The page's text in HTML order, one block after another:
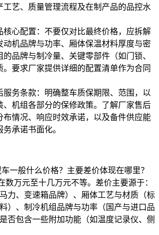
工艺、质量管理流程及在制产品的品控水
核心配置：不要仅对比最终价格，应拆解
动机品牌与功率、厢体保温材料厚度与密
的品牌与制冷量、关键零部件（如门锁、
。要求厂家提供详细的配置清单作为合同
服务条款：明确整车质保期限、范围，以
、机组各部分的保修政策。了解厂家售后
布情况、响应时效承诺，以及备件供应能
承诺书面化。
一般什么价格？主要差价体现在哪里？
数万元至十几万元不等。差价主要源于：
力、变速箱品牌）、厢体工艺与材质（标
）、制冷机组品牌与功率（国产与进口品
否包含一些附加功能（如温度记录仪、侧